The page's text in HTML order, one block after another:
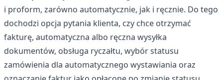
i proform, zarówno automatycznie, jak i ręcznie. Do tego
dochodzi opcja pytania klienta, czy chce otrzymać
fakturę, automatyczna albo ręczna wysyłka
dokumentów, obsługa ryczałtu, wybór statusu
zamówienia dla automatycznego wystawiania oraz